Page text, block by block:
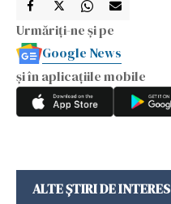
Urmăriți-ne și pe
Google News
și în aplicațiile mobile
ALTE ȘTIRI DE INTERES